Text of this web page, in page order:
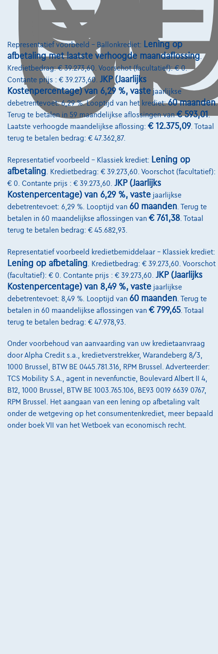
Peugeot 3008
GT | 210 PK | 360° | Alcantara | Pano | Zetelverw. | Airco | Navi | Elektr.
06/2025
9.322 km Elektrisch Automaat
€36.900 ✓BTW aftrekbaar
Vanaf€557,17/maandmet een laatste maandaflossing
van€11.627,17
Ontdek het volledige cijfervoorbeeld
2300 Turnhout,Garage Barto
Vergelijk
Bekijk wagen
Representatief voorbeeld – Ballonkrediet: Lening op
afbetaling met laatste verhoogde maandaflossing
Kredietbedrag: € 39.273,60. Voorschot (facultatief): € 0.
Contante prijs : € 39.273,60. JKP (Jaarlijks
Kostenpercentage) van 6,29 %, vaste jaarlijkse
debetrentevoet: 6,29 %. Looptijd van het krediet:60 maanden.
Terug te betalen in 59 maandelijkse aflossingen van€ 593,01.
Laatste verhoogde maandelijkse aflossing: € 12.375,09. Totaal
terug te betalen bedrag: € 47.362,87.
Representatief voorbeeld – Klassiek krediet: Lening op
afbetaling . Kredietbedrag: € 39.273,60. Voorschot (facultatief):
€ 0. Contante prijs : € 39.273,60. JKP (Jaarlijks
Kostenpercentage) van 6,29 %, vaste jaarlijkse
debetrentevoet: 6,29 %. Looptijd van 60 maanden . Terug te
betalen in 60 maandelijkse aflossingen van € 761,38 . Totaal
terug te betalen bedrag: € 45.682,93.
Representatief voorbeeld kredietbemiddelaar – Klassiek krediet:
Lening op afbetaling . Kredietbedrag: € 39.273,60. Voorschot
(facultatief): € 0. Contante prijs : € 39.273,60. JKP (Jaarlijks
Kostenpercentage) van 8,49 %, vaste jaarlijkse
debetrentevoet: 8,49 %. Looptijd van 60 maanden . Terug te
betalen in 60 maandelijkse aflossingen van € 799,65. Totaal
terug te betalen bedrag: € 47.978,93.
Onder voorbehoud van aanvaarding van uw kredietaanvraag
door Alpha Credit s.a., kredietverstrekker, Warandeberg 8/3,
1000 Brussel, BTW BE 0445.781.316, RPM Brussel. Adverteerder:
TCS Mobility S.A., agent in nevenfunctie, Boulevard Albert II 4,
B12, 1000 Brussel, BTW BE 1003.765.106, BE93 0019 6639 0767,
RPM Brussel. Het aangaan van een lening op afbetaling valt
onder de wetgeving op het consumentenkrediet, meer bepaald
onder boek VII van het Wetboek van economisch recht.